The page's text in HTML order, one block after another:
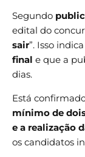
Segundo
edital do
sair”. Isso
final e que a
dias.
Está
mínimo de
e a realização
os candidatos